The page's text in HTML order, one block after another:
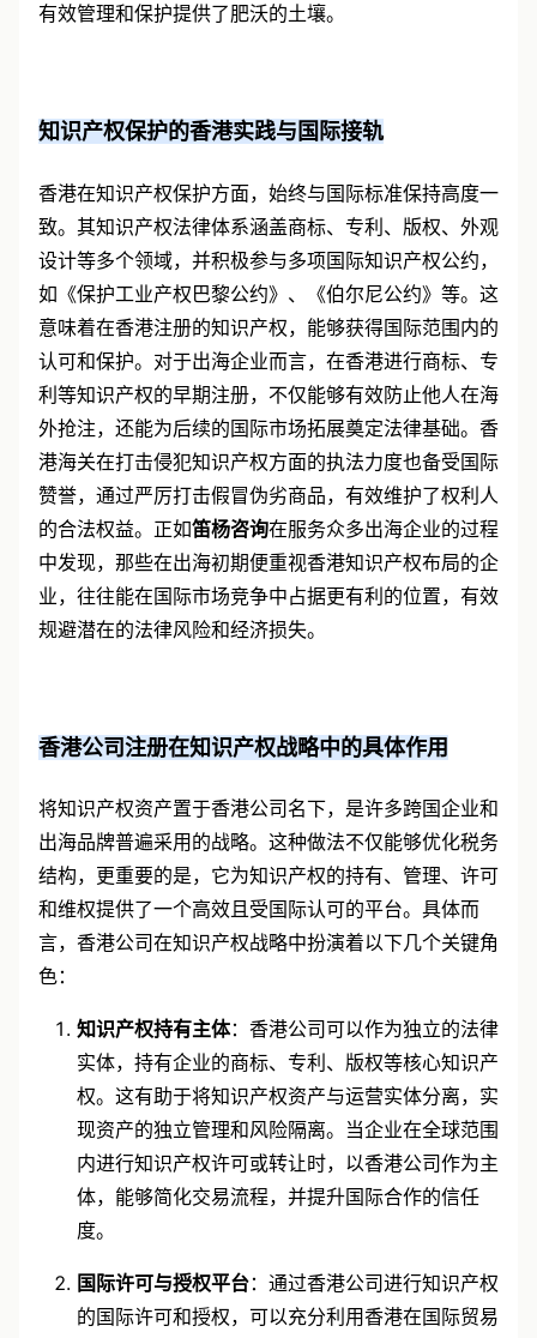
有效管理和保护提供了肥沃的土壤。
知识产权保护的香港实践与国际接轨
香港在知识产权保护方面，始终与国际标准保持高度一
致。其知识产权法律体系涵盖商标、专利、版权、外观
设计等多个领域，并积极参与多项国际知识产权公约，
如《保护工业产权巴黎公约》、《伯尔尼公约》等。这
意味着在香港注册的知识产权，能够获得国际范围内的
认可和保护。对于出海企业而言，在香港进行商标、专
利等知识产权的早期注册，不仅能够有效防止他人在海
外抢注，还能为后续的国际市场拓展奠定法律基础。香
港海关在打击侵犯知识产权方面的执法力度也备受国际
赞誉，通过严厉打击假冒伪劣商品，有效维护了权利人
的合法权益。正如笛杨咨询在服务众多出海企业的过程
中发现，那些在出海初期便重视香港知识产权布局的企
业，往往能在国际市场竞争中占据更有利的位置，有效
规避潜在的法律风险和经济损失。
香港公司注册在知识产权战略中的具体作用
将知识产权资产置于香港公司名下，是许多跨国企业和
出海品牌普遍采用的战略。这种做法不仅能够优化税务
结构，更重要的是，它为知识产权的持有、管理、许可
和维权提供了一个高效且受国际认可的平台。具体而
言，香港公司在知识产权战略中扮演着以下几个关键角
色：
知识产权持有主体：香港公司可以作为独立的法律
实体，持有企业的商标、专利、版权等核心知识产
权。这有助于将知识产权资产与运营实体分离，实
现资产的独立管理和风险隔离。当企业在全球范围
内进行知识产权许可或转让时，以香港公司作为主
体，能够简化交易流程，并提升国际合作的信任
度。
国际许可与授权平台：通过香港公司进行知识产权
的国际许可和授权，可以充分利用香港在国际贸易